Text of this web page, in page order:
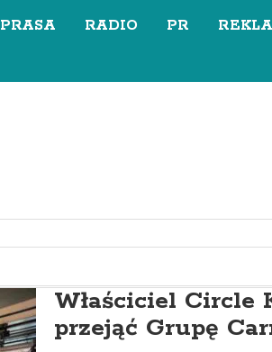
PRASA RADIO PR
Właściciel Circle
przejąć Grupę